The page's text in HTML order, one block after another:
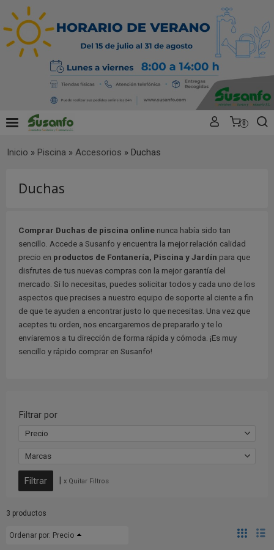
0
Inicio » Piscina » Accesorios » Duchas
Duchas
Comprar Duchas de piscina online nunca había sido tan
sencillo. Accede a Susanfo y encuentra la mejor relación calidad
precio en productos de Fontanería, Piscina y Jardín para que
disfrutes de tus nuevas compras con la mejor garantía del
mercado. Si lo necesitas, puedes solicitar todos y cada uno de los
aspectos que precises a nuestro equipo de soporte al ciente a fin
de que te ayuden a encontrar justo lo que necesitas. Una vez que
aceptes tu orden, nos encargaremos de prepararlo y te lo
enviaremos a tu dirección de forma rápida y cómoda. ¡Es muy
sencillo y rápido comprar en Susanfo!
Filtrar por
Precio
Marcas
| x Quitar Filtros
3 productos
Ordenar por: Precio